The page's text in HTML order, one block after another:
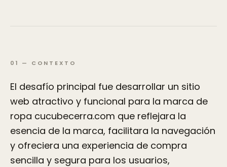
01 — CONTEXTO
El desafío principal fue desarrollar un sitio
web atractivo y funcional para la marca de
ropa cucubecerra.com que reflejara la
esencia de la marca, facilitara la navegación
y ofreciera una experiencia de compra
sencilla y segura para los usuarios,